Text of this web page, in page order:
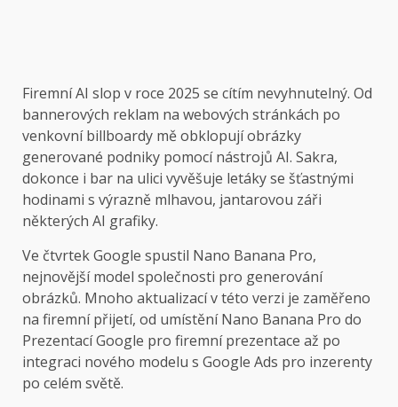
Firemní AI slop v roce 2025 se cítím nevyhnutelný. Od
bannerových reklam na webových stránkách po
venkovní billboardy mě obklopují obrázky
generované podniky pomocí nástrojů AI. Sakra,
dokonce i bar na ulici vyvěšuje letáky se šťastnými
hodinami s výrazně mlhavou, jantarovou záři
některých AI grafiky.
Ve čtvrtek Google spustil Nano Banana Pro,
nejnovější model společnosti pro generování
obrázků. Mnoho aktualizací v této verzi je zaměřeno
na firemní přijetí, od umístění Nano Banana Pro do
Prezentací Google pro firemní prezentace až po
integraci nového modelu s Google Ads pro inzerenty
po celém světě.